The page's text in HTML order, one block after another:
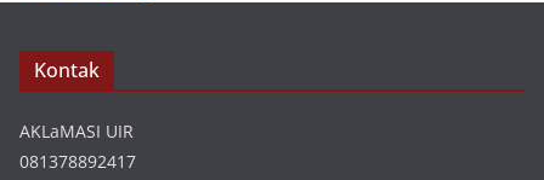
Kontak
AKLaMASI UIR
081378892417